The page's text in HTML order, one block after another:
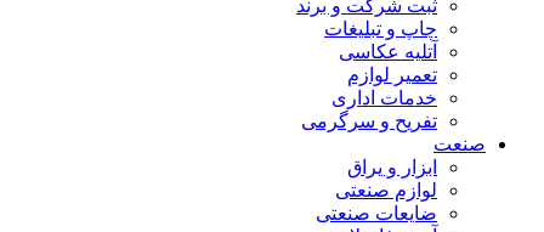
ثبت شرکت و برند
چاپ و تبلیغات
آتلیه عکاسی
تعمیر لوازم
خدمات اداری
تفریح و سرگرمی
صنعت
ابزار و یراق
لوازم صنعتی
ضایعات صنعتی